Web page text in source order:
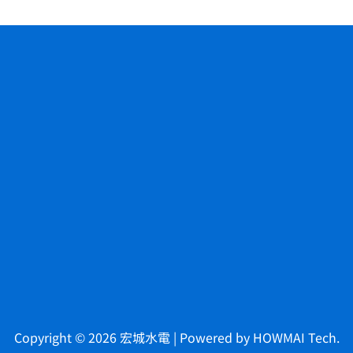
Copyright © 2026 宏城水電 | Powered by HOWMAI Tech.